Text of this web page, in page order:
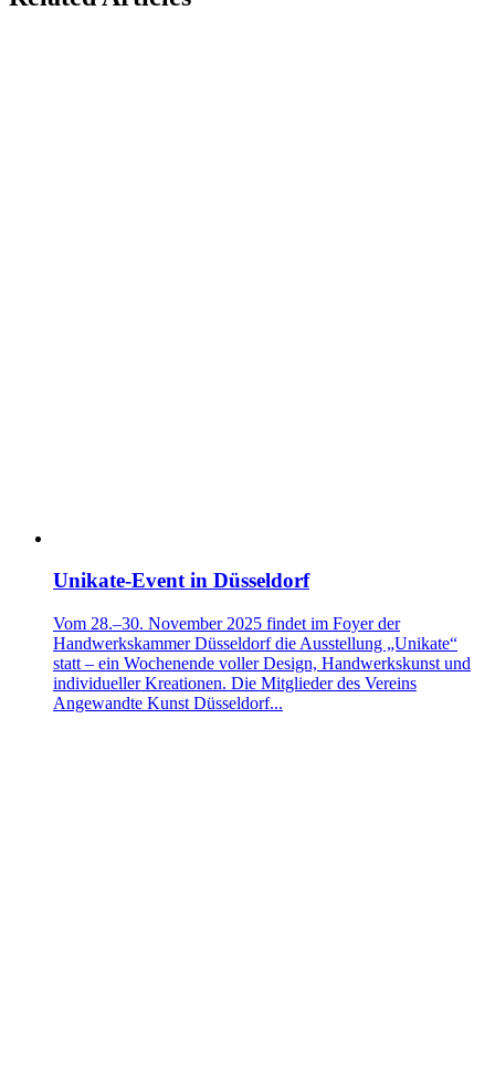
Unikate-Event in Düsseldorf
Vom 28.–30. November 2025 findet im Foyer der
Handwerkskammer Düsseldorf die Ausstellung „Unikate“
statt – ein Wochenende voller Design, Handwerkskunst und
individueller Kreationen. Die Mitglieder des Vereins
Angewandte Kunst Düsseldorf...